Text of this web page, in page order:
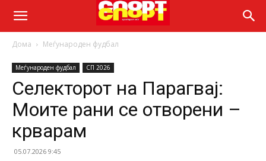
Дома Меѓународен фудбал
Меѓународен фудбал СП 2026
Селекторот на Парагвај:
Моите рани се отворени –
крварам
05.07.2026 9:45